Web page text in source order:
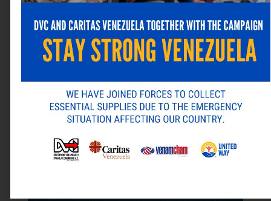
Alternative:
ANTERIOR
Laboratorios Farma incorpora nuevas presentaciones de Pepto-Bismol® al mercado venezolano
SIGUIENTE
Última revista